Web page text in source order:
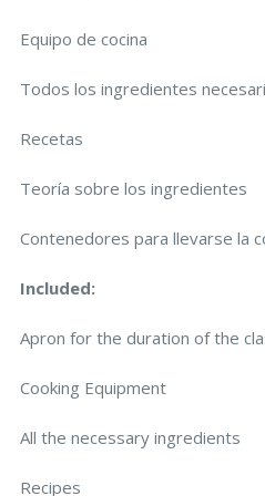
Equipo de cocina
Todos los ingredientes
Recetas
Teoría sobre los ingredientes
Contenedores para llevarse la
Included:
Apron for the duration of the
Cooking Equipment
All the necessary ingredients
Recipes